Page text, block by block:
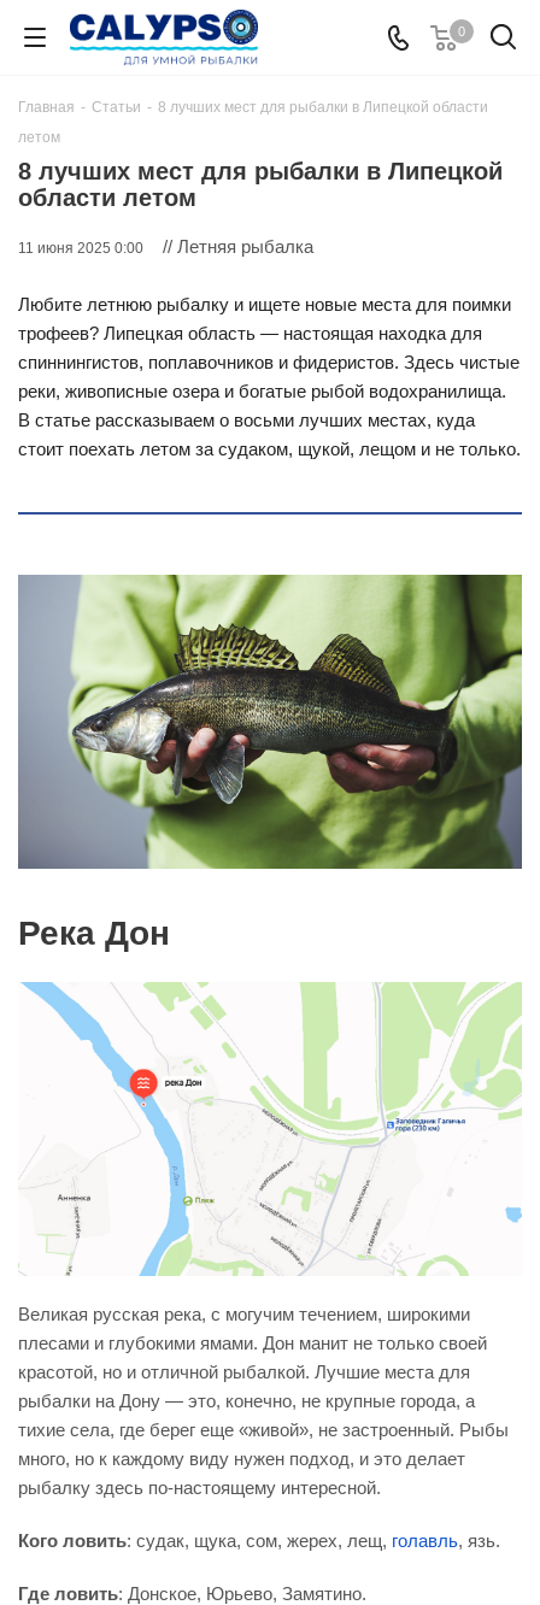
0
Главная - Статьи - 8 лучших мест для рыбалки в Липецкой области
летом
8 лучших мест для рыбалки в Липецкой
области летом
11 июня 2025 0:00 // Летняя рыбалка
Любите летнюю рыбалку и ищете новые места для поимки
трофеев? Липецкая область — настоящая находка для
спиннингистов, поплавочников и фидеристов. Здесь чистые
реки, живописные озера и богатые рыбой водохранилища.
В статье рассказываем о восьми лучших местах, куда
стоит поехать летом за судаком, щукой, лещом и не только.
Река Дон
Великая русская река, с могучим течением, широкими
плесами и глубокими ямами. Дон манит не только своей
красотой, но и отличной рыбалкой. Лучшие места для
рыбалки на Дону — это, конечно, не крупные города, а
тихие села, где берег еще «живой», не застроенный. Рыбы
много, но к каждому виду нужен подход, и это делает
рыбалку здесь по-настоящему интересной.
Кого ловить: судак, щука, сом, жерех, лещ, голавль, язь.
Где ловить: Донское, Юрьево, Замятино.